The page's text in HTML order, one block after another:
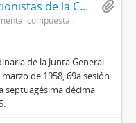
Actas de las sesiones de accionistas de la CMPC
compuesta
de la Junta General
de 1958, 69a sesión
septuagésima décima